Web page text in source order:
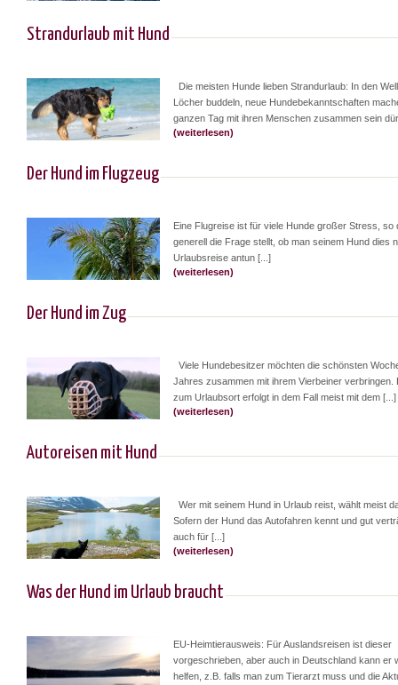
Strandurlaub mit Hund
Die meisten Hunde lieben Strandurlaub: In den
Löcher buddeln, neue Hundebekanntschaften
ganzen Tag mit ihren Menschen zusammen sein
(weiterlesen)
Der Hund im Flugzeug
Eine Flugreise ist für viele Hunde großer Stress, so
generell die Frage stellt, ob man seinem Hund dies
Urlaubsreise antun [...]
(weiterlesen)
Der Hund im Zug
Viele Hundebesitzer möchten die schönsten
Jahres zusammen mit ihrem Vierbeiner verbringen.
zum Urlaubsort erfolgt in dem Fall meist mit dem [...]
(weiterlesen)
Autoreisen mit Hund
Wer mit seinem Hund in Urlaub reist, wählt meist
Sofern der Hund das Autofahren kennt und gut
auch für [...]
(weiterlesen)
Was der Hund im Urlaub braucht
EU-Heimtierausweis: Für Auslandsreisen ist dieser
vorgeschrieben, aber auch in Deutschland kann er
helfen, z.B. falls man zum Tierarzt muss und die